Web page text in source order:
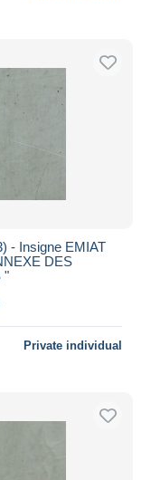
- Insigne EMIAT
DES
"
Private individual